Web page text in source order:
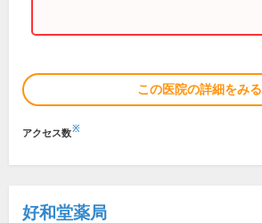
この医院の詳細をみる
アクセス数※
好和堂薬局